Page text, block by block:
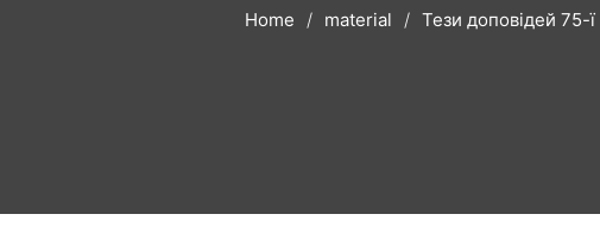
Home material Тези доповідей 75-